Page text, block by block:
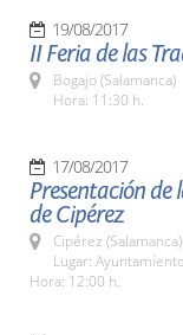
19/08/2017
II Feria de las
Bogajo (Salamanca)
Hora: 11:30 h.
17/08/2017
Presentación de
de Cipérez
Cipérez (Salamanca)
Lugar: Ayuntamiento
Hora: 12:00 h.